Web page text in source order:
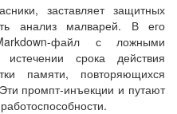
заставляет защитных
анализ малварей. В его
файл с ложными
срока действия
памяти, повторяющихся
промпт-инъекции и путают